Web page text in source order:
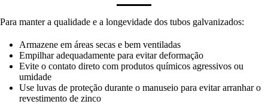
Para manter a qualidade e a longevidade dos tubos galvanizados:
Armazene em áreas secas e bem ventiladas
Empilhar adequadamente para evitar deformação
Evite o contato direto com produtos químicos agressivos ou
umidade
Use luvas de proteção durante o manuseio para evitar arranhar o
revestimento de zinco